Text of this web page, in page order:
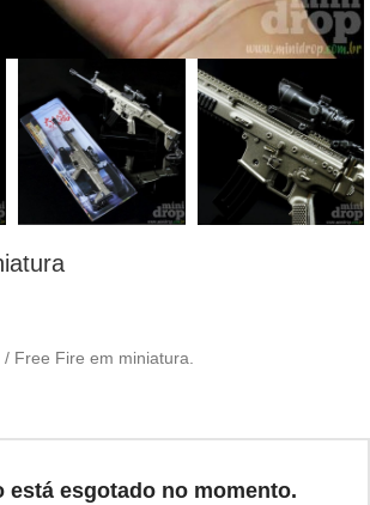
/ Free Fire em miniatura.
está esgotado no momento.